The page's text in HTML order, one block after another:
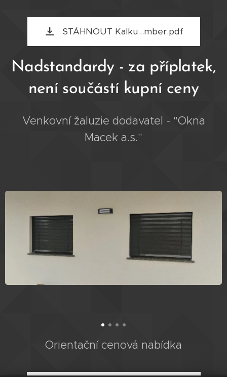
STÁHNOUT Kalku...mber.pdf
Nadstandardy - za příplatek,
není součástí kupní ceny
Venkovní žaluzie dodavatel - "Okna
Macek a.s."
Orientační cenová nabídka